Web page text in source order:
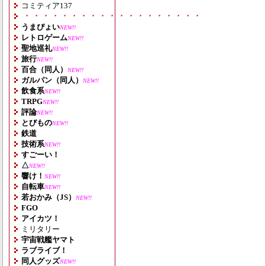
コミティア137
・・・・・・・・・・・・・・・・・・・
うまぴょいNEW!!
レトロゲームNEW!!
聖地巡礼NEW!!
旅行NEW!!
百合（同人） NEW!!
ガルパン（同人） NEW!!
飲食系NEW!!
TRPGNEW!!
評論NEW!!
とびものNEW!!
鉄道
技術系NEW!!
すごーい！
△NEW!!
響け！ NEW!!
自転車NEW!!
若おかみ（JS） NEW!!
FGO
アイカツ！
ミリタリー
宇宙戦艦ヤマト
ラブライブ！
同人グッズNEW!!